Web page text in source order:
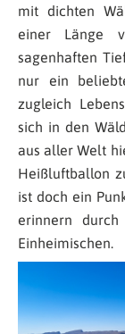
mit dichten
einer Länge
sagenhaften
nur ein
zugleich
sich in den
aus aller Welt
Heißluftballon
ist doch ein
erinnern
Einheimischen.